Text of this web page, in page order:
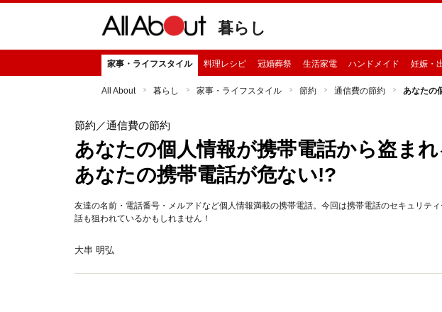
暮らし
家事・ライフスタイル 料理レシピ 冠婚葬祭 生活家電 ハンドメイド 妊娠・
All About 暮らし 家事・ライフスタイル 節約 通信費の節約 あなたの
節約 ／通信費の節約
あなたの個人情報が携帯電話から盗ま
あなたの携帯電話が危ない!?
友達の名前・電話番号・メルアドなど個人情報満載の携帯電話。今回は携帯電話のセキュリテ
話も狙われているかもしれません！
大串 明弘